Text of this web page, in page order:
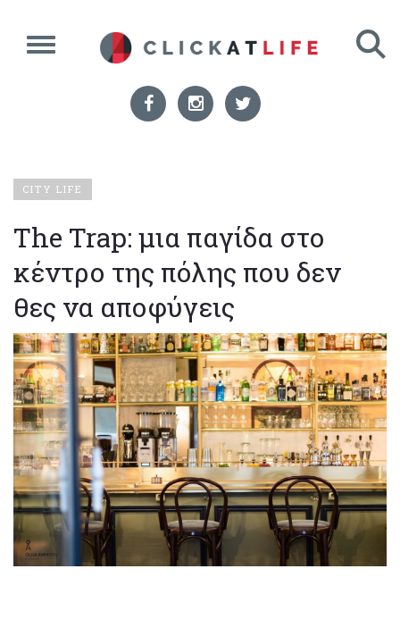
CITY LIFE
The Trap: μια παγίδα στο
κέντρο της πόλης που δεν
θες να αποφύγεις